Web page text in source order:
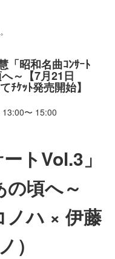
「昭和名曲ｺﾝｻｰﾄ
～【7月21日
ﾁｹｯﾄ発売開始】
〜 15:00
トVol.3」
の頃へ～
ノハ × 伊藤
）